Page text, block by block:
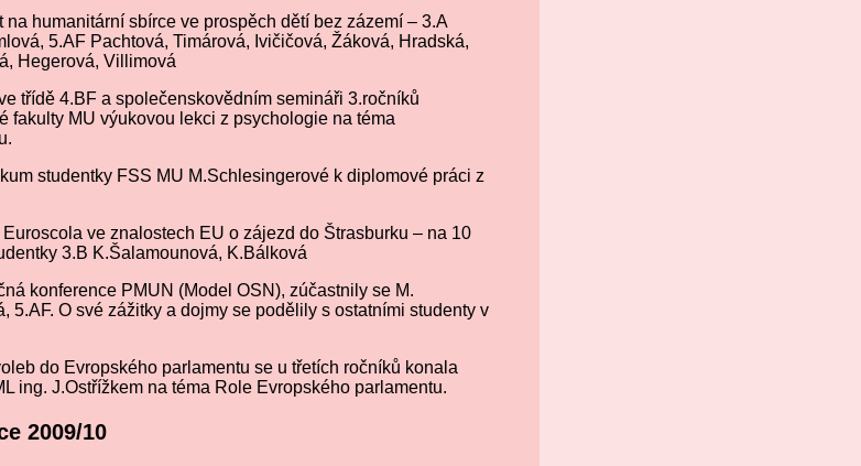
na humanitární sbírce ve prospěch dětí bez zázemí – 3.A
5.AF Pachtová, Timárová, Ivičičová, Žáková, Hradská,
Hegerová, Villimová
třídě 4.BF a společenskovědním semináři 3.ročníků
fakulty MU výukovou lekci z psychologie na téma
studentky FSS MU M.Schlesingerové k diplomové práci z
ve znalostech EU o zájezd do Štrasburku – na 10
3.B K.Šalamounová, K.Bálková
konference PMUN (Model OSN), zúčastnily se M.
5.AF. O své zážitky a dojmy se podělily s ostatními studenty v
do Evropského parlamentu se u třetích ročníků konala
ing. J.Ostřížkem na téma Role Evropského parlamentu.
2009/10